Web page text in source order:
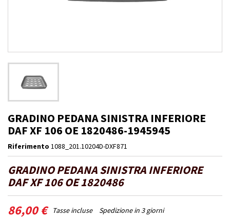
GRADINO PEDANA SINISTRA INFERIORE
DAF XF 106 OE 1820486-1945945
Riferimento 1088_201.10204D-DXF871
GRADINO PEDANA SINISTRA INFERIORE
DAF XF 106 OE 1820486
86,00 € Tasse incluse Spedizione in 3 giorni